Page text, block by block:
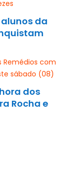
alunos da
dos
Rocha e